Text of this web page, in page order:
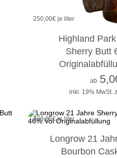
250,00€ je liter
Highland Park
Sherry Butt
inkl. 19% MwSt.
ab
499,86€ je liter
Longrow 21
Bourbon